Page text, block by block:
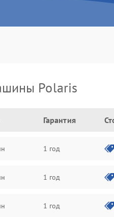
Polaris
Гарантия
1 год
1 год
1 год